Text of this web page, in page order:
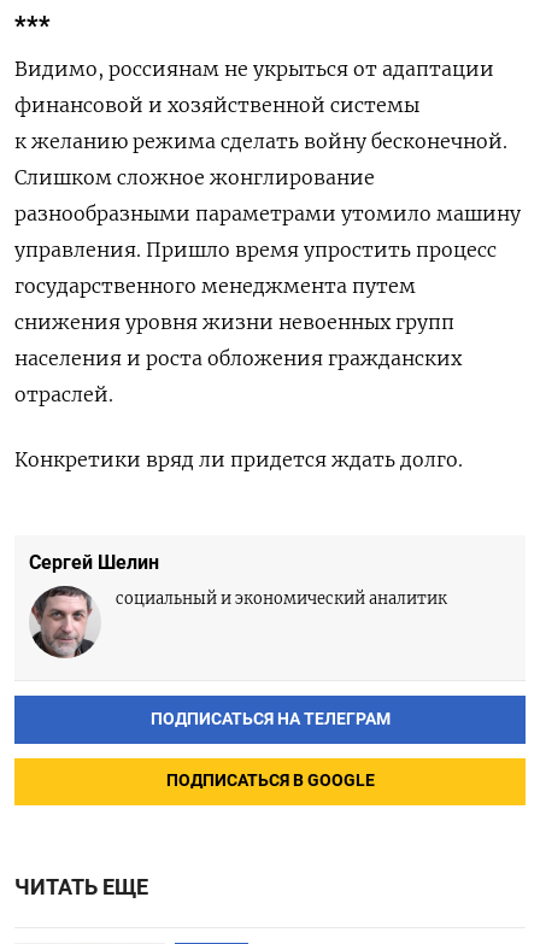
***
Видимо, россиянам не укрыться от адаптации
финансовой и хозяйственной системы
к желанию режима сделать войну бесконечной.
Слишком сложное жонглирование
разнообразными параметрами утомило машину
управления. Пришло время упростить процесс
государственного менеджмента путем
снижения уровня жизни невоенных групп
населения и роста обложения гражданских
отраслей.
Конкретики вряд ли придется ждать долго.
Сергей Шелин
социальный и экономический аналитик
ПОДПИСАТЬСЯ НА ТЕЛЕГРАМ
ПОДПИСАТЬСЯ В GOOGLE
ЧИТАТЬ ЕЩЕ